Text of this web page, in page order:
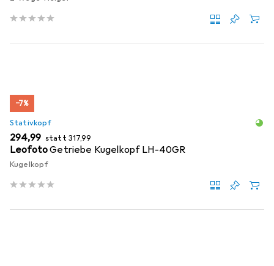
−7%
Stativkopf
EUR
294,99 statt EUR
317,99
LeofotoGetriebe Kugelkopf LH-40GR
Kugelkopf